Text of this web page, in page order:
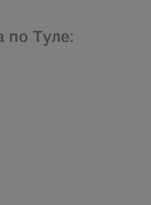
по Туле: